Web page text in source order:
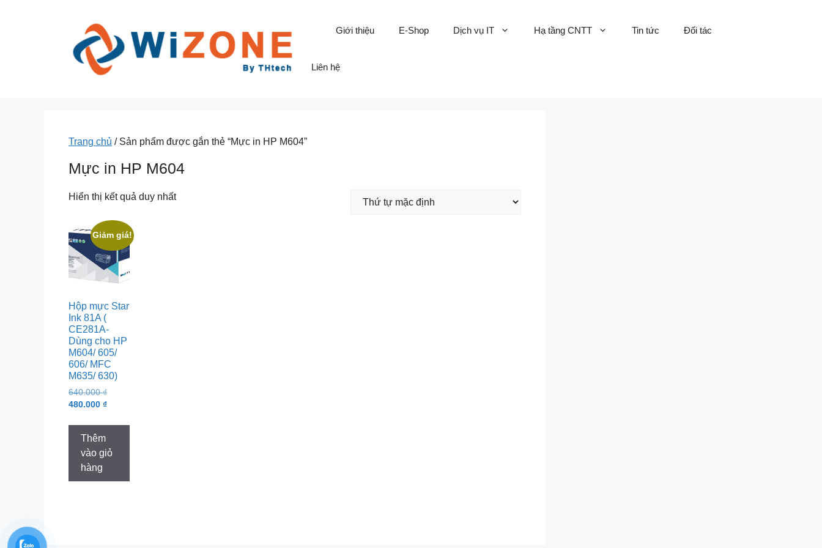
Giới thiệu E-Shop Dịch vụ IT Hạ tầng CNTT Tin tức Đối tác
Liên hệ
Trang chủ / Sản phẩm được gắn thẻ “Mực in HP M604”
Mực in HP M604
Hiển thị kết quả duy nhất
Giảm giá!
Hộp mực Star
Ink 81A (
CE281A-
Dùng cho HP
M604/ 605/
606/ MFC
M635/ 630)
640.000₫Original
price
480.000 ₫Current
Thêm
vào giỏ
hàng